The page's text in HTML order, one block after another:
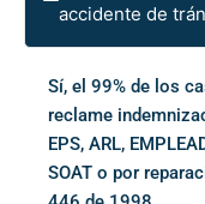
accidente de
Sí, el 99% de los
reclame
EPS, ARL,
SOAT o por